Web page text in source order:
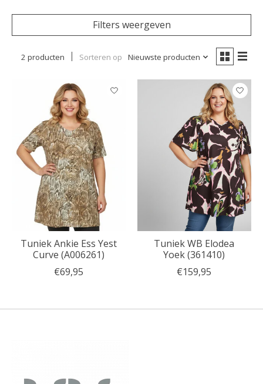
Filters weergeven
2 producten Sorteren op Nieuwste producten
Tuniek Ankie Ess Yest
Curve (A006261)
€69,95
Tuniek WB Elodea
Yoek (361410)
€159,95